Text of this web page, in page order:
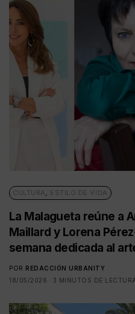
CULTURA , ESTILO DE VIDA
La Malagueta reúne a
Maillard y Lorena
semana dedicada al
POR REDACCIÓN URBANITY
18/05/2026
3 MINUTOS DE LECTURA